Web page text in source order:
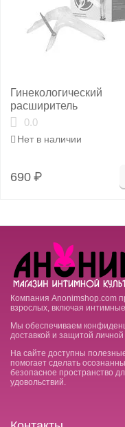
Гинекологический
расширитель
0.0
Нет в наличии
690 ₽
Компания Anonimshop.com
взрослых, включая
Мы обеспечиваем
доставкой и защитой
На сайте доступны
помогает сделать
безопасное пространство
удовольствий.